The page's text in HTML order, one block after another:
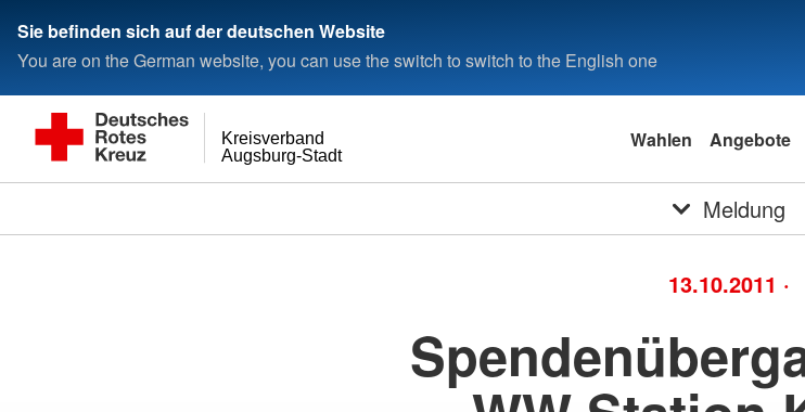
Sie befinden sich auf der deutschen Website
You are on the German website, you can use the switch to switch to the English one
Augsburg-Stadt
Kreisverband Wahlen Angebote
Meldung
13.10.2011 ·